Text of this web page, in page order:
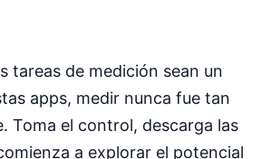
tareas de medición sean un
apps, medir nunca fue tan
Toma el control, descarga las
a explorar el potencial